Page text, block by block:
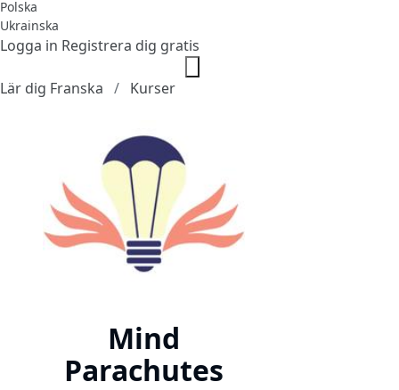
Polska
Ukrainska
Logga in Registrera dig gratis
Lär dig Franska Kurser
Mind
Parachutes